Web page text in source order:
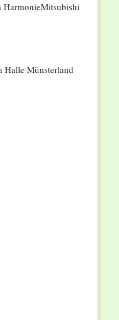
HarmonieMitsubishi
Halle Münsterland